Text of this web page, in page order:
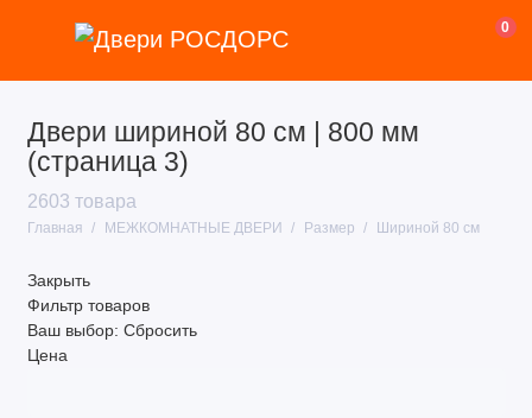
0
Двери шириной 80 см | 800 мм
(страница 3)
2603 товара
Главная МЕЖКОМНАТНЫЕ ДВЕРИ Размер Шириной 80 см
Закрыть
Фильтр товаров
Ваш выбор: Сбросить
Цена
Покрытие
Назначение
Стиль
Цвет
Размер